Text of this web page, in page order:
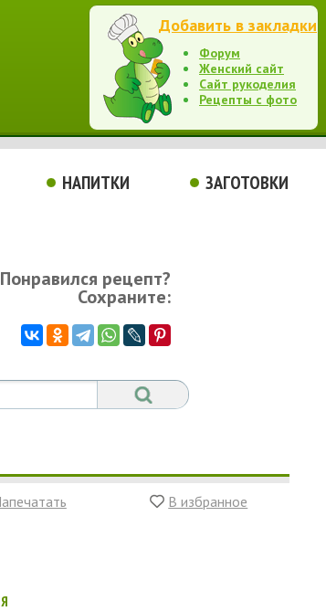
Добавить в закладки
Форум
Женский сайт
Сайт рукоделия
Рецепты с фото
НАПИТКИ ЗАГОТОВКИ
Понравился рецепт?
Сохраните:
В избранное